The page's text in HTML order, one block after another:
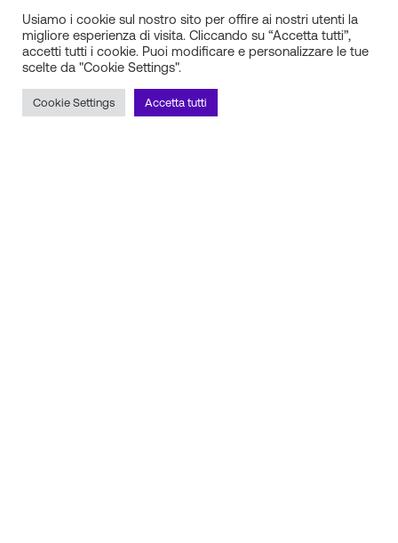
P.IVA 01688940608
Usiamo i cookie sul nostro sito per offire ai nostri utenti la
migliore esperienza di visita. Cliccando su “Accetta tutti”,
accetti tutti i cookie. Puoi modificare e personalizzare le tue
scelte da "Cookie Settings".
Cookie Settings Accetta tutti